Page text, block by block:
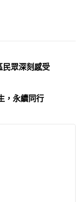
民眾深刻感受
，永續同行